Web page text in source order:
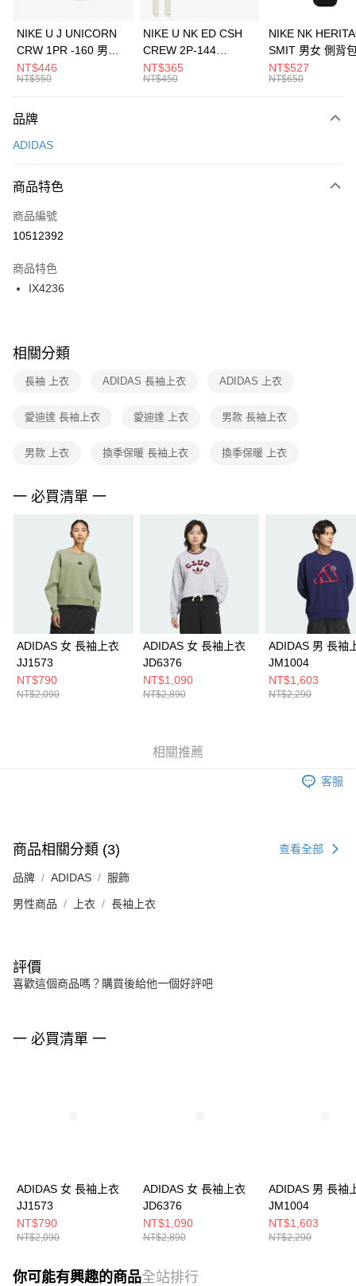
元大商業銀行
台灣樂天信用卡公司
全盈+PAY
AFTEE先享後付
【關於「AFTEE先享後付」】
便利好安心！
３．安心：先確認商品／服務後，再付款。
【「AFTEE先享後付」結帳流程】
１．於結帳方式選擇「AFTEE先享後付」後，將跳轉至「AFTEE先享後付」
２．訂單成立數日內，您將收到繳費通知簡訊。
３．收到繳費通知簡訊後14天內，點擊此簡訊中的連結，可透過四大超商／
ATM／網路銀行／等多元方式進行付款，方視為交易完成。
※ 交易是否成功請以「AFTEE先享後付 」之結帳頁面顯示為準，若有關於
是否繳費成功／繳費後需取消欲退款等相關疑問，請聯繫「AFTEE先享後付
客戶支援中心」
https://netprotections.freshdesk.com/support/home
１．透過由恩沛科技股份有限公司提供之「AFTEE先享後付」服務完成之交
權轉讓予恩沛科技股份有限公司。
３．未成年的使用者請事先徵得法定代理人或監護人之同意方可使用
「AFTEE先享後付」，若未經同意申辦者引起之損失，本公司不負相關責
４．使用「AFTEE先享後付」時，將依據個別帳號之用戶狀況，依本公司即
時審查核予不同之上限額度；若仍有額度不足之情形，本公司將視審查結果
請求用戶進行身份認證。
５．嚴禁一人註冊多個帳號或使用他人資訊註冊。若發現惡意使用之情形，
恩沛科技股份有限公司將有權停止該用戶之使用額度並採取法律行動。
運送方式
每筆NT$100，滿NT$1,500(含以上)免運費
宅配
每筆NT$100，滿NT$1,500(含以上)免運費
付款後門市自取
每筆NT$100，滿NT$1,500(含以上)免運費
NIKE U J UNICORN
CRW 1PR -160 男女
中統襪 FZ3393100
NT$446
NT$550
NIKE U NK ED CSH
CREW 2P-144
EMBRDY 男女 短統襪
FZ3073133
NT$365
NT$450
NIKE NK
SMIT 男女 側背
BA5871010
NT$527
NT$650
品牌
ADIDAS
商品特色
商品編號
10512392
商品特色
IX4236
相關分類
長袖 上衣 ADIDAS 長袖上衣 ADIDAS 上衣
愛迪達 長袖上衣 愛迪達 上衣 男款 長袖上衣
男款 上衣 換季保暖 長袖上衣 換季保暖 上衣
一 必買清單 一
ADIDAS 女 長袖上衣
JJ1573
NT$790
NT$2,090
ADIDAS 女 長袖上衣
JD6376
NT$1,090
NT$2,890
ADIDAS 男 長袖
JM1004
NT$1,603
NT$2,290
相關推薦
客服
商品相關分類 (3) 查看全部
品牌 ADIDAS 服飾
男性商品 上衣 長袖上衣
評價
喜歡這個商品嗎？購買後給他一個好評吧
一 必買清單 一
ADIDAS 女 長袖上衣
JJ1573
NT$790
NT$2,090
ADIDAS 女 長袖上衣
JD6376
NT$1,090
NT$2,890
ADIDAS 男 長袖
JM1004
NT$1,603
NT$2,290
你可能有興趣的商品全站排行